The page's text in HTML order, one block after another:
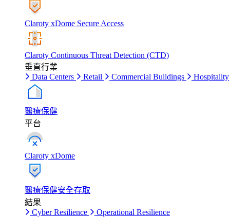
Claroty xDome Secure Access
Claroty Continuous Threat Detection (CTD)
垂直行業
Data Centers
Retail Commercial Buildings Hospitality
醫療保健
平台
Claroty xDome
醫療保健安全存取
結果
Cyber Resilience
Operational Resilience